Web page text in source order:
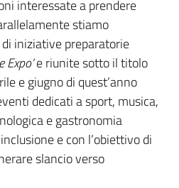
interessate a prendere
stiamo
iniziative preparatorie
e riunite sotto il titolo
e giugno di quest’anno
dedicati a sport, musica,
e gastronomia
e con l’obiettivo di
slancio verso